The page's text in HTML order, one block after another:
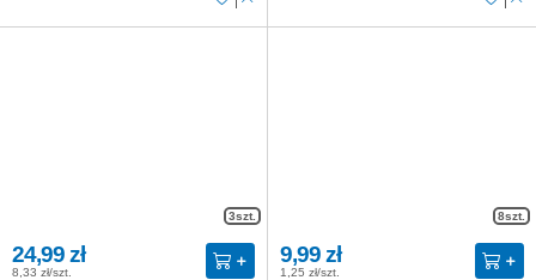
3szt.
24,99 zł
8,33 zł/szt.
8szt.
9,99 zł
1,25 zł/szt.